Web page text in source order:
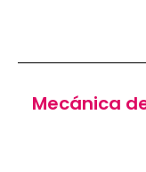
Mecánica